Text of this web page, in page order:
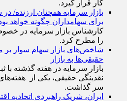
کار قرار گیرد.
بازار سرمایه همچنان ارزنده/
برای سهامداران چگونه خواهد
کارشناس بازار سرمایه در
را مطرح کرد.
شاخص‌های بازار سهام سوار بر
حقیقی‌ها به بازار
بازار سرمایه در هفته گذشته با
نقدینگی حقیقی، یکی از
سر گذاشت.
ایران، شریک راهبردی اتحادیه